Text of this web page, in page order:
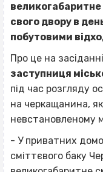
великогабаритне
свого двору в
побутовими
Про це на
заступниця
під час розгляду
на черкащанина,
невстановленому
- У приватних
сміттєвого баку